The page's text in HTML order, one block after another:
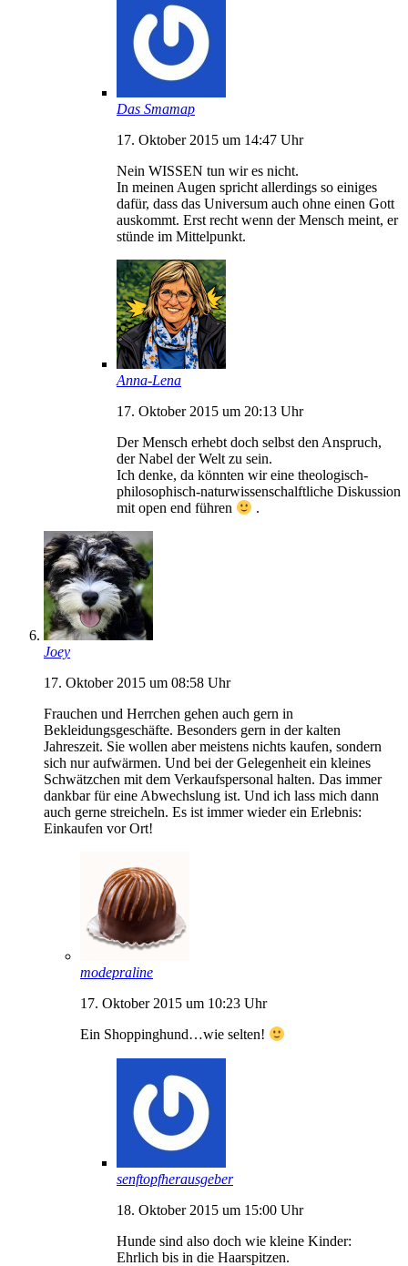
Das Smamap
17. Oktober 2015 um 14:47 Uhr
Nein WISSEN tun wir es nicht.
In meinen Augen spricht allerdings so einiges
dafür, dass das Universum auch ohne einen Gott
auskommt. Erst recht wenn der Mensch meint, er
stünde im Mittelpunkt.
Anna-Lena
17. Oktober 2015 um 20:13 Uhr
Der Mensch erhebt doch selbst den Anspruch,
der Nabel der Welt zu sein.
Ich denke, da könnten wir eine theologisch-
philosophisch-naturwissenschalftliche Diskussion
mit open end führen
.
Joey
17. Oktober 2015 um 08:58 Uhr
Frauchen und Herrchen gehen auch gern in
Bekleidungsgeschäfte. Besonders gern in der kalten
Jahreszeit. Sie wollen aber meistens nichts kaufen, sondern
sich nur aufwärmen. Und bei der Gelegenheit ein kleines
Schwätzchen mit dem Verkaufspersonal halten. Das immer
dankbar für eine Abwechslung ist. Und ich lass mich dann
auch gerne streicheln. Es ist immer wieder ein Erlebnis:
Einkaufen vor Ort!
modepraline
17. Oktober 2015 um 10:23 Uhr
Ein Shoppinghund…wie selten!
senftopfherausgeber
18. Oktober 2015 um 15:00 Uhr
Hunde sind also doch wie kleine Kinder:
Ehrlich bis in die Haarspitzen.